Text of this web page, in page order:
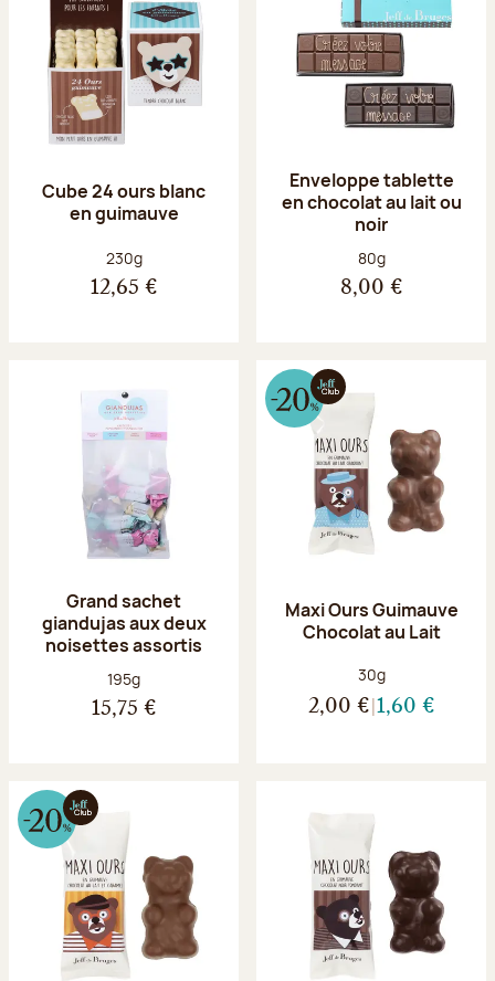
Cube 24 ours blanc
en guimauve
Poids net :
230g
12,65 €
Enveloppe tablette
en chocolat au lait ou
noir
Poids net :
80g
8,00 €
Grand sachet
giandujas aux deux
noisettes assortis
Poids net :
195g
15,75 €
Maxi Ours Guimauve
Chocolat au Lait
Poids net :
30g
2,00 € 1,60 €